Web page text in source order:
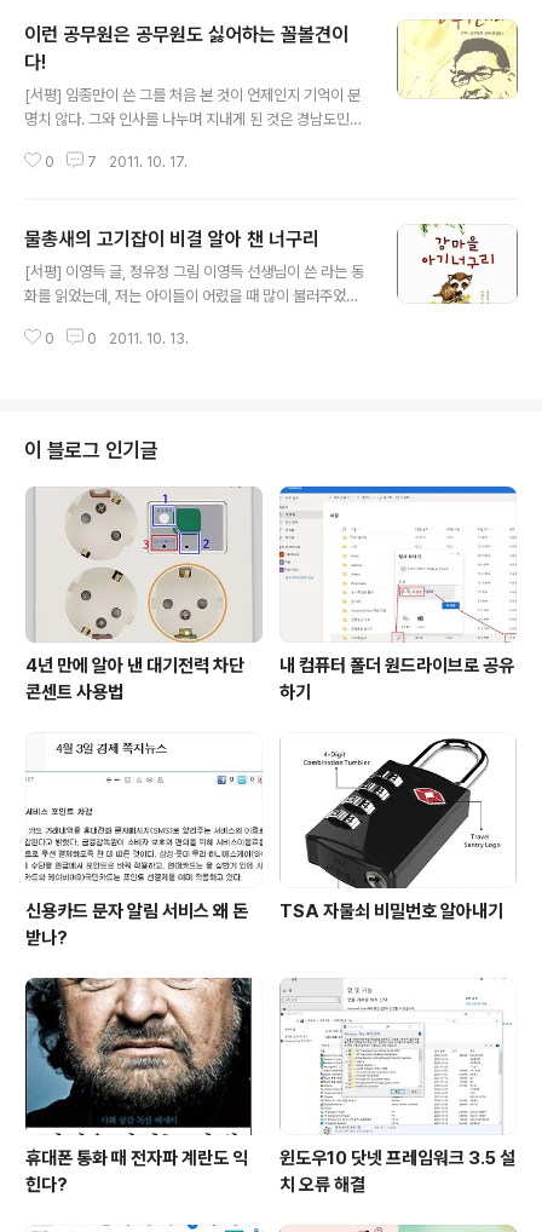
이런 공무원은 공무원도 싫어하는 꼴볼견이
다!
[서평] 임종만이 쓴 그를 처음 본 것이 언제인지 기억이 분
명치 않다. 그와 인사를 나누며 지내게 된 것은 경남도민일
래전부터 시민사회단체의 행사에서 그를 본 기억이 있습니
었다. 처음 보는 사람이라 궁금하여 주변 사람들에게 물었
더니 ‘공무원 노조활동을 하다 짤린 해고자’라고 하였습니
다. 한참 후 그는 복직이 되었고 지금은 창원시 공무원이다.
고 때로는 견제하고 비판하는 일을 하다 보니 대체로 공무
0 7 2011. 10. 17.
물총새의 고기잡이 비결 알아 챈 너구리
[서평] 이영득 글, 정유정 그림 이영득 선생님이 쓴 라는 동
화를 읽었는데, 저는 아이들이 어렸을 때 많이 불러주었던
늘에 굴 따러가고 아기는 혼자 남아 집을 보다가, 바다가 불
이고 모래길을 달려옵니다. 왜 이 동요가 떠올랐을까요? 강
으로 고기 잡으러 나간 아빠 너구리와 고기잡이 나간 아빠
를 배웅하고 기다리는 아기너구리의 모습에 섬집아기와 엄
마가 겹쳐졌기 때문입니다. 엄마너구리의 제삿날이라 물고
기를 많이 잡아와야 하는데, 요즘 들어 아빠가 허탕 치는 일
이 많아 아기너구리도 걱정입..
0 0 2011. 10. 13.
이 블로그 인기글
4년 만에 알아 낸 대기전력 차단
콘센트 사용법
내 컴퓨터 폴더 원드라이브로 공유
하기
신용카드 문자 알림 서비스 왜 돈
받나?
TSA 자물쇠 비밀번호 알아내기
휴대폰 통화 때 전자파 계란도 익
힌다?
윈도우10 닷넷 프레임워크 3.5 설
치 오류 해결